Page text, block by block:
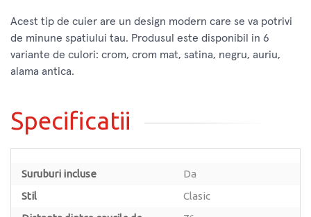
Acest tip de cuier are un design modern care se va potrivi
de minune spatiului tau. Produsul este disponibil in 6
variante de culori: crom, crom mat, satina, negru, auriu,
alama antica.
Specificatii
Suruburi incluse
Da
Stil
Clasic